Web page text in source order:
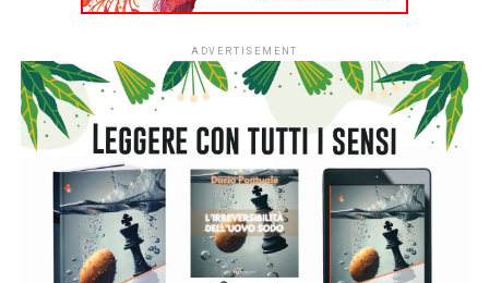
ADVERTISEMENT